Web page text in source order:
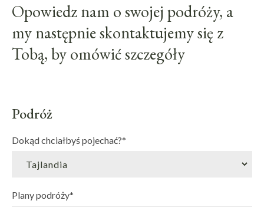
Opowiedz nam o swojej podróży, a
my następnie skontaktujemy się z
Tobą, by omówić szczegóły
Podróż
Dokąd chciałbyś pojechać?*
Plany podróży*